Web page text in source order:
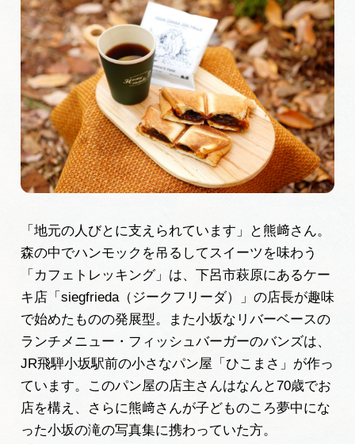
「地元の人びとに支えられています」と熊﨑さん。
森の中でハンモックを吊るしてスイーツを味わう
「カフェトレッキング」は、下呂市萩原にあるケー
キ店「siegfrieda（ジークフリーダ）」の店長が趣味
で始めたものの発展型。また小坂なリバーベースの
ランチメニュー・フィッシュバーガーのバンズは、
JR飛騨小坂駅前の小さなパン屋「ひこまさ」が作っ
ています。このパン屋の店主さんはなんと70歳でお
店を構え、さらに熊﨑さんが子どものころ夢中にな
った小坂の滝の写真集に携わっていた方。